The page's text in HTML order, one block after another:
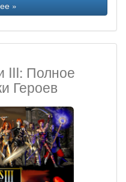
»
III: Полное
Героев